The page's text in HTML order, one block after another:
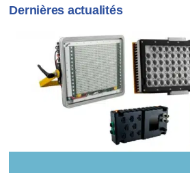
Dernières actualités